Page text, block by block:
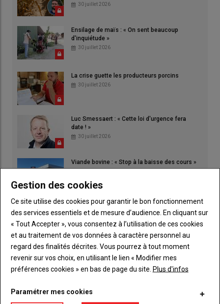
30 juillet 2026
Ensilage de maïs : « On sent beaucoup
d'inquiétude »
30 juillet 2026
La crise guette les producteurs porcins
30 juillet 2026
Luc Smessaert : « Cette loi d'urgence fera
date ! »
30 juillet 2026
Viande bovine : « Stop à la baisse des cours »
Gestion des cookies
Ce site utilise des cookies pour garantir le bon fonctionnement
des services essentiels et de mesure d’audience. En cliquant sur
« Tout Accepter », vous consentez à l’utilisation de ces cookies
et au traitement de vos données à caractère personnel au
regard des finalités décrites. Vous pourrez à tout moment
revenir sur vos choix, en utilisant le lien « Modifier mes
préférences cookies » en bas de page du site. Plus d'infos
Paramétrer mes cookies